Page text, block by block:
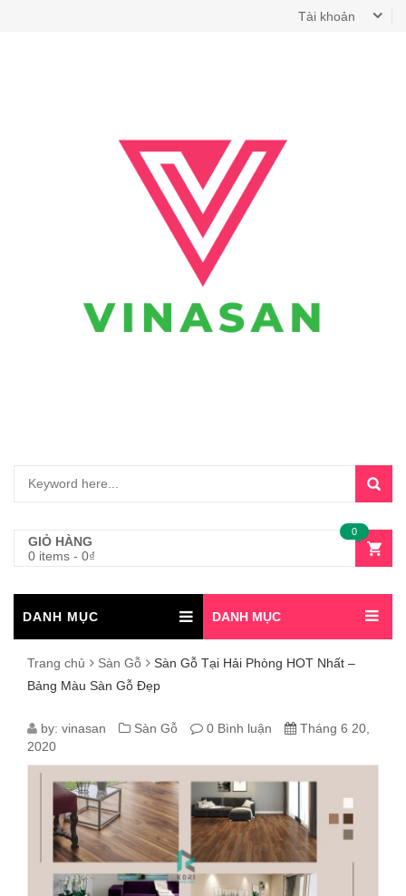
Tài khoản
GIỎ HÀNG
0 items - 0₫
0
DANH MỤC DANH MỤC
Trang chủ Sàn Gỗ
Sàn Gỗ Tại Hải Phòng HOT Nhất –
Bảng Màu Sàn Gỗ Đẹp
SÀN
GỖ
TẠI
HẢI
PHÒNG
by: vinasan Sàn Gỗ 0 Bình luận
Tháng 6 20,
2020